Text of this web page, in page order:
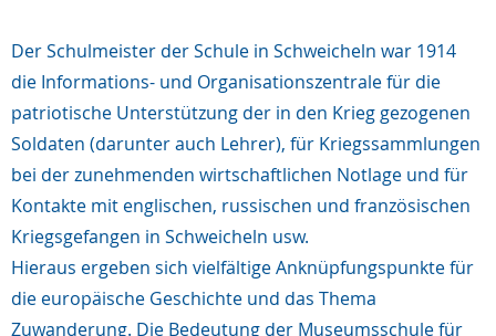
Der Schulmeister der Schule in Schweicheln war 1914
die Informations- und Organisationszentrale für die
patriotische Unterstützung der in den Krieg gezogenen
Soldaten (darunter auch Lehrer), für Kriegssammlungen
bei der zunehmenden wirtschaftlichen Notlage und für
Kontakte mit englischen, russischen und französischen
Kriegsgefangen in Schweicheln usw.
Hieraus ergeben sich vielfältige Anknüpfungspunkte für
die europäische Geschichte und das Thema
Zuwanderung. Die Bedeutung der Museumsschule für